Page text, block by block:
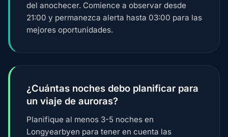
del anochecer. Comience a observar desde
21:00 y permanezca alerta hasta 03:00 para las
mejores oportunidades.
¿Cuántas noches debo planificar para
un viaje de auroras?
Planifique al menos 3-5 noches en
Longyearbyen para tener en cuenta las